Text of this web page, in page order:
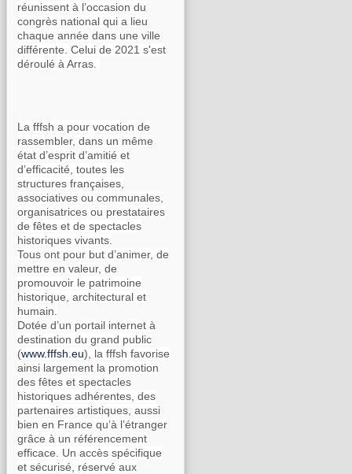
réunissent à l’occasion du
congrès national qui a lieu
chaque année dans une ville
différente. Celui de 2021 s'est
déroulé à Arras.
La fffsh a pour vocation de
rassembler, dans un même
état d’esprit d’amitié et
d’efficacité, toutes les
structures françaises,
associatives ou communales,
organisatrices ou prestataires
de fêtes et de spectacles
historiques vivants.
Tous ont pour but d’animer, de
mettre en valeur, de
promouvoir le patrimoine
historique, architectural et
humain.
Dotée d’un portail internet à
destination du grand public
(www.fffsh.eu), la fffsh favorise
ainsi largement la promotion
des fêtes et spectacles
historiques adhérentes, des
partenaires artistiques, aussi
bien en France qu’à l’étranger
grâce à un référencement
efficace. Un accès spécifique
et sécurisé, réservé aux